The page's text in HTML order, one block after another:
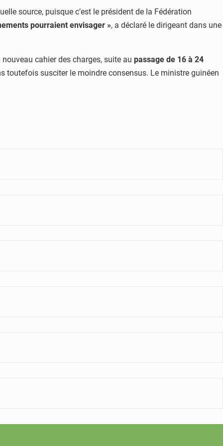
source, puisque c’est le président de la Fédération
pourraient envisager », a déclaré le dirigeant dans une
cahier des charges, suite au passage de 16 à 24
toutefois susciter le moindre consensus. Le ministre guinéen